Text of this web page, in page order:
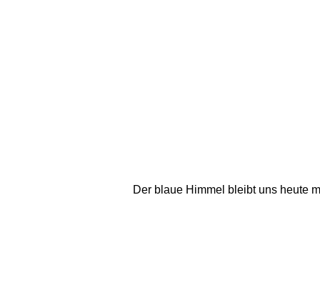
Der blaue Himmel bleibt uns heute